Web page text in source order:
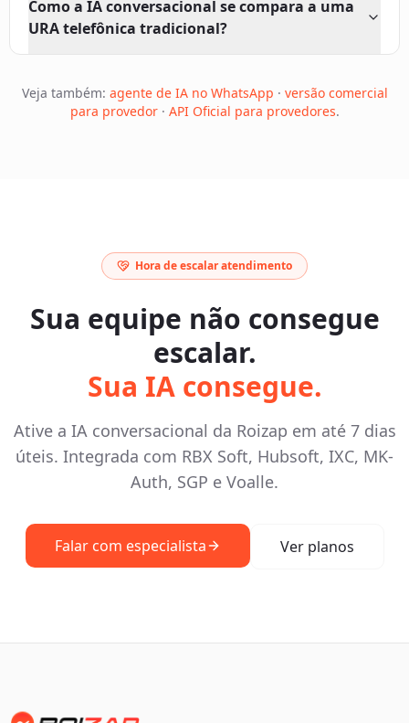
Como a IA conversacional se compara a uma
URA telefônica tradicional?
Veja também: agente de IA no WhatsApp · versão comercial
para provedor· API Oficial para provedores.
Hora de escalar atendimento
Sua equipe não consegue
escalar.
Sua IA consegue.
Ative a IA conversacional da Roizap em até 7 dias
úteis. Integrada com RBX Soft, Hubsoft, IXC, MK-
Auth, SGP e Voalle.
Falar com especialista Ver planos